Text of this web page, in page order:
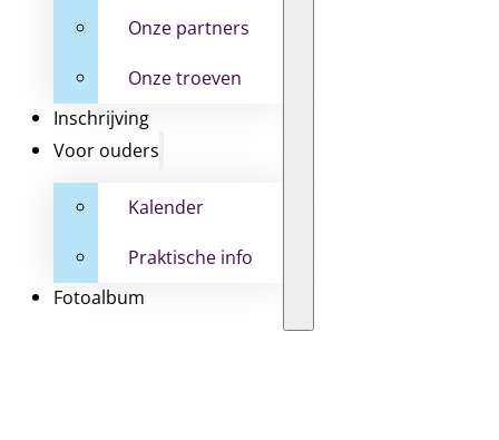
Onze partners
Onze troeven
Inschrijving
Voor ouders
Kalender
Praktische info
Fotoalbum